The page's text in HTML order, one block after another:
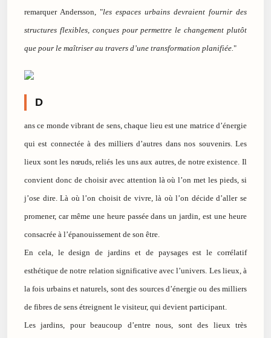
remarquer Andersson, "les espaces urbains devraient fournir des
structures flexibles, conçues pour permettre le changement plutôt
que pour le maîtriser au travers d’une transformation planifiée."
D
ans ce monde vibrant de sens, chaque lieu est une matrice d’énergie
qui est connectée à des milliers d’autres dans nos souvenirs. Les
lieux sont les nœuds, reliés les uns aux autres, de notre existence. Il
convient donc de choisir avec attention là où l’on met les pieds, si
j’ose dire. Là où l’on choisit de vivre, là où l’on décide d’aller se
promener, car même une heure passée dans un jardin, est une heure
consacrée à l’épanouissement de son être.
En cela, le design de jardins et de paysages est le corrélatif
esthétique de notre relation significative avec l’univers. Les lieux, à
la fois urbains et naturels, sont des sources d’énergie ou des milliers
de fibres de sens étreignent le visiteur, qui devient participant.
Les jardins, pour beaucoup d’entre nous, sont des lieux très